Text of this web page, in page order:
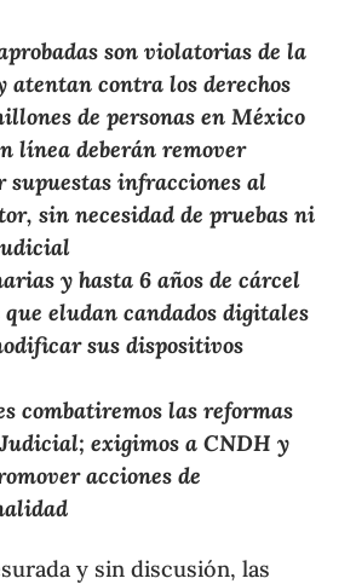
son violatorias de la
atentan contra los derechos
de personas en México
línea deberán remover
supuestas infracciones al
sin necesidad de pruebas ni
y hasta 6 años de cárcel
que eludan candados digitales
sus dispositivos
combatiremos las reformas
exigimos a CNDH y
acciones de
y sin discusión, las